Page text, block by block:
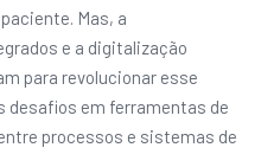
Mas, a
e a digitalização
para revolucionar esse
desafios em ferramentas de
processos e sistemas de